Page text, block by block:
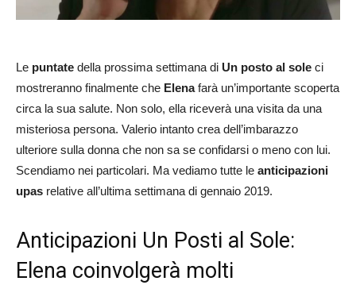
Le puntate della prossima settimana di Un posto al sole ci
mostreranno finalmente che Elenafarà un’importante scoperta
circa la sua salute. Non solo, ella riceverà una visita da una
misteriosa persona. Valerio intanto crea dell’imbarazzo
ulteriore sulla donna che non sa se confidarsi o meno con lui.
Scendiamo nei particolari. Ma vediamo tutte le anticipazioni
upas relative all’ultima settimana di gennaio 2019.
Anticipazioni Un Posti al Sole:
Elena coinvolgerà molti